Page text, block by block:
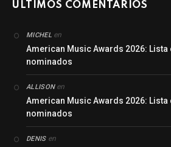
ÚLTIMOS COMENTARIOS
MICHELen
American Music Awards 2026:
nominados
ALLISONen
American Music Awards 2026:
nominados
DENISen